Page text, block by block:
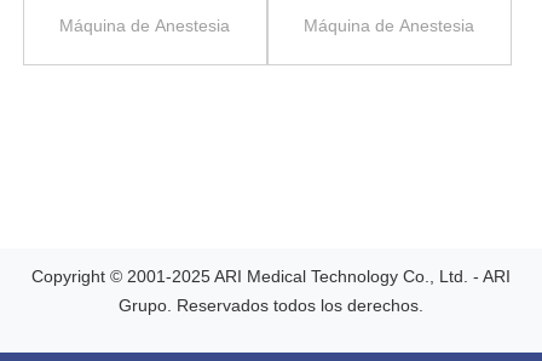
Máquina de Anestesia Máquina de Anestesia
Copyright © 2001-2025 ARI Medical Technology Co., Ltd. - ARI
Grupo. Reservados todos los derechos.